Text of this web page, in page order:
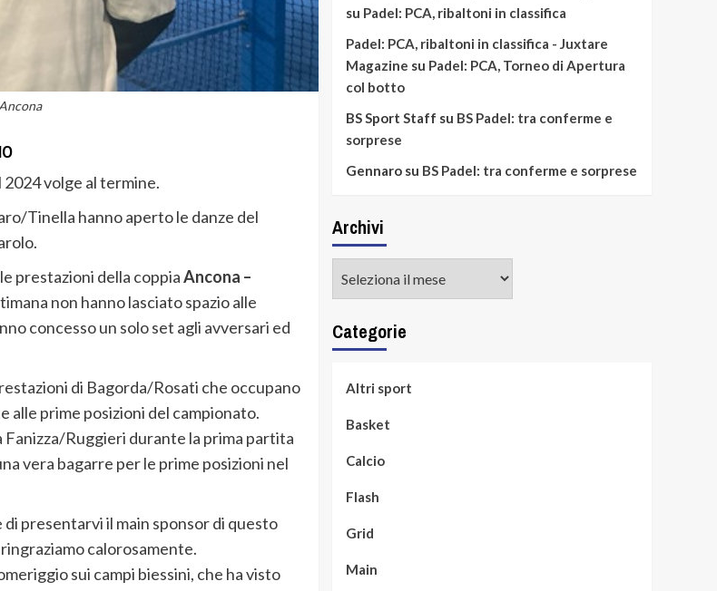
2024 volge al termine.
Tinella hanno aperto le danze del
prestazioni della coppiaAncona –
non hanno lasciato spazio alle
concesso un solo set agli avversari ed
di Bagorda/Rosati che occupano
alle prime posizioni del campionato.
Ruggieri durante la prima partita
vera bagarre per le prime posizioni nel
di presentarvi il main sponsor di questo
calorosamente.
sui campi biessini, che ha visto
su Padel: PCA, ribaltoni in classifica
Padel: PCA, ribaltoni in classifica - Juxtare
Magazine su Padel: PCA, Torneo di Apertura
col botto
BS Sport Staff su BS Padel: tra conferme e
sorprese
Gennarosu BS Padel: tra conferme e sorprese
Archivi
Categorie
Altri sport
Basket
Calcio
Flash
Grid
Main